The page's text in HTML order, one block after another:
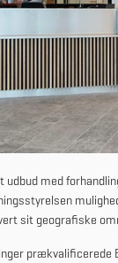
med
sit geografiske